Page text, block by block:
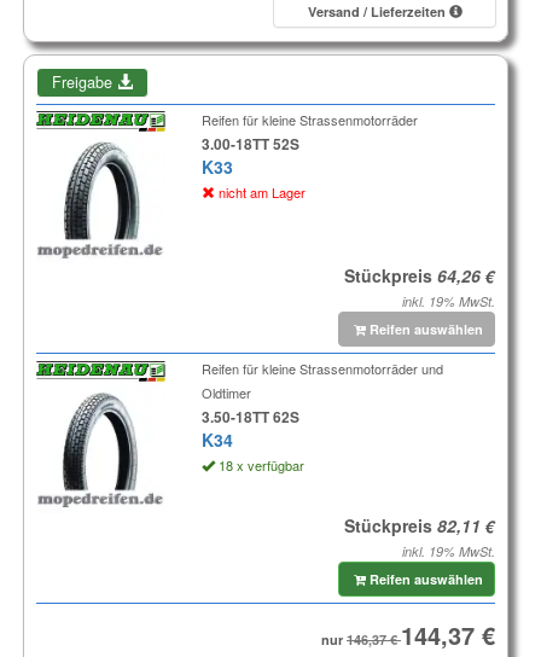
Versand / Lieferzeiten
Freigabe
Reifen für kleine Strassenmotorräder
3.00-18TT 52S
K33
nicht am Lager
Stückpreis
inkl. 19% MwSt.
Reifen auswählen
Reifen für kleine Strassenmotorräder und
Oldtimer
3.50-18TT 62S
K34
18 x verfügbar
Stückpreis
inkl. 19% MwSt.
Reifen auswählen
nur